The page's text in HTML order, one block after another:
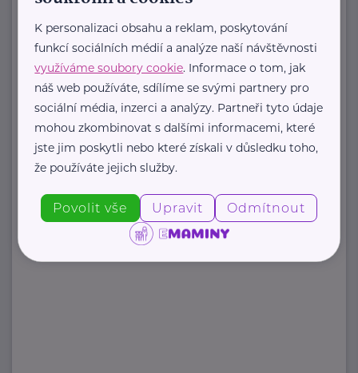
poskytuje více ...
https://www.odevnibanka.cz/
+420 702 019 159
info@odevnibanka.cz
Zobrazit přehled společností
K personalizaci obsahu a reklam, poskytování
funkcí sociálních médií a analýze naší návštěvnosti
využíváme soubory cookie. Informace o tom, jak
náš web používáte, sdílíme se svými partnery pro
sociální média, inzerci a analýzy. Partneři tyto údaje
mohou zkombinovat s dalšími informacemi, které
jste jim poskytli nebo které získali v důsledku toho,
že používáte jejich služby.
Povolit vše Upravit Odmítnout